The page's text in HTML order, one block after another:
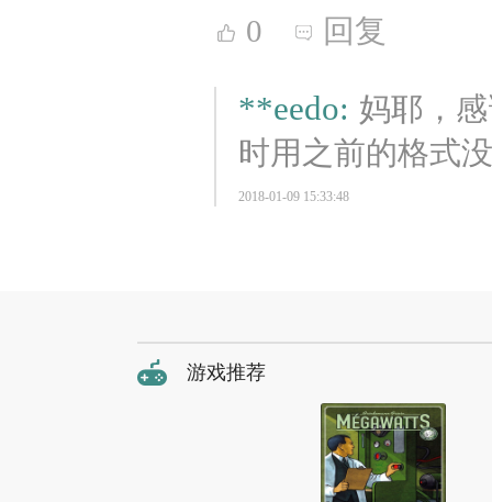
0 回复
**eedo: 妈耶，
时用之前的格式
2018-01-09 15:33:48
游戏推荐